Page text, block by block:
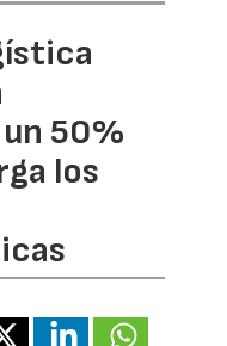
50%
los